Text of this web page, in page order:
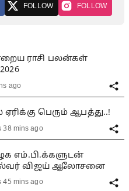
FOLLOW FOLLOW
ராசி பலன்கள்
ago
ஏரிக்கு பெரும் ஆபத்து..!
38 mins ago
எம்.பி.க்களுடன்
விஜய் ஆலோசனை
45 mins ago